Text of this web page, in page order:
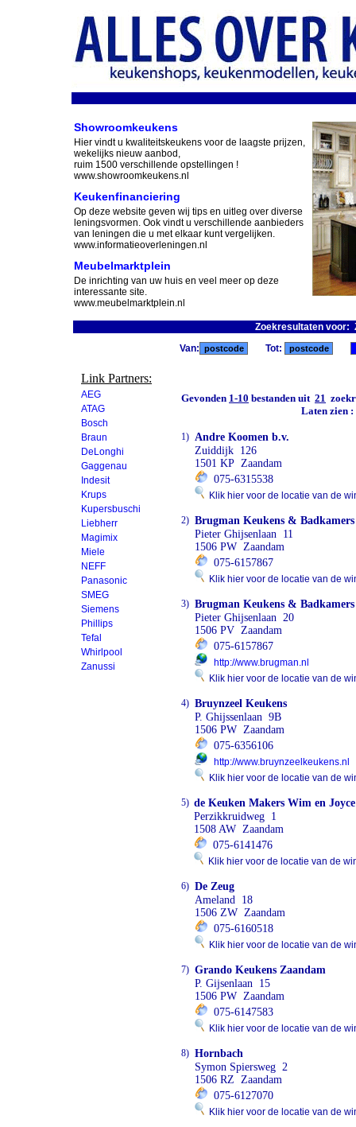
Showroomkeukens
Hier vindt u kwaliteitskeukens voor de laagste prijzen,
wekelijks nieuw aanbod,
ruim 1500 verschillende opstellingen !
www.showroomkeukens.nl
Keukenfinanciering
Op deze website geven wij tips en uitleg over diverse
leningsvormen. Ook vindt u verschillende aanbieders
van leningen die u met elkaar kunt vergelijken.
www.informatieoverleningen.nl
Meubelmarktplein
De inrichting van uw huis en veel meer op deze
interessante site.
www.meubelmarktplein.nl
Zoekresultaten voor:
Link Partners:
AEG
ATAG
Bosch
Braun
DeLonghi
Gaggenau
Indesit
Krups
Kupersbuschi
Liebherr
Magimix
Miele
NEFF
Panasonic
SMEG
Siemens
Phillips
Tefal
Whirlpool
Zanussi
Van: Tot:
Gevonden 1-10 bestanden uit 21
Laten zien
1) Andre Koomen b.v.
Zuiddijk 126
1501 KP Zaandam
075-6315538
Klik hier voor de locatie van de
2) Brugman Keukens & Badkamers
Pieter Ghijsenlaan 11
1506 PW Zaandam
075-6157867
Klik hier voor de locatie van de
3) Brugman Keukens & Badkamers
Pieter Ghijsenlaan 20
1506 PV Zaandam
075-6157867
http://www.brugman.nl
Klik hier voor de locatie van de
4) Bruynzeel Keukens
P. Ghijssenlaan 9B
1506 PW Zaandam
075-6356106
http://www.bruynzeelkeukens.nl
Klik hier voor de locatie van de
5) de Keuken Makers Wim en
Perzikkruidweg 1
1508 AW Zaandam
075-6141476
Klik hier voor de locatie van de
6) De Zeug
Ameland 18
1506 ZW Zaandam
075-6160518
Klik hier voor de locatie van de
7) Grando Keukens Zaandam
P. Gijsenlaan 15
1506 PW Zaandam
075-6147583
Klik hier voor de locatie van de
8) Hornbach
Symon Spiersweg 2
1506 RZ Zaandam
075-6127070
Klik hier voor de locatie van de